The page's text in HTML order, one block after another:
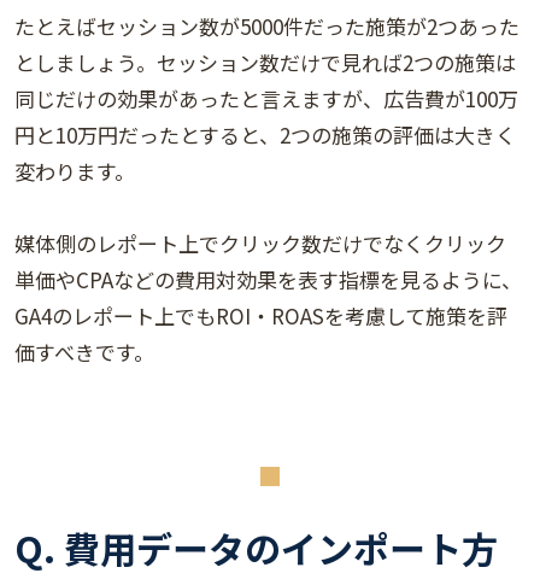
たとえばセッション数が5000件だった施策が2つあった
としましょう。セッション数だけで見れば2つの施策は
同じだけの効果があったと言えますが、広告費が100万
円と10万円だったとすると、2つの施策の評価は大きく
変わります。
媒体側のレポート上でクリック数だけでなくクリック
単価やCPAなどの費用対効果を表す指標を見るように、
GA4のレポート上でもROI・ROASを考慮して施策を評
価すべきです。
Q. 費用データのインポート方